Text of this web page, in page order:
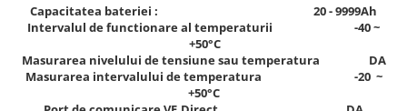
Capacitatea bateriei : 20 - 9999Ah
Intervalul de functionare al temperaturii -40 ~
+50°C
Masurarea nivelului de tensiune sau temperatura DA
Masurarea intervalului de temperatura -20 ~
+50°C